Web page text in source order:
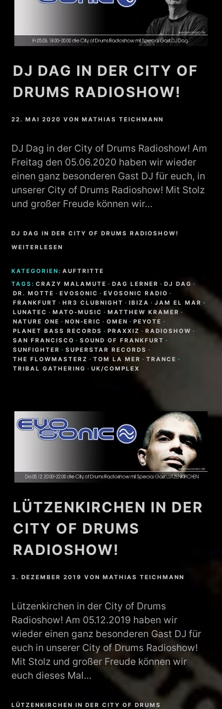
DJ DAG IN DER CITY OF
DRUMS RADIOSHOW!
22. MAI 2020 VONMATHIAS TEICHMANN
DJ Dag in der City of Drums Radioshow! Am
Freitag den 05.06.2020 haben wir wieder
einen ganz besonderen Gast DJ für euch, in
unserer City of Drums Radioshow! Mit Stolz
und großer Freude können wir…
DJ DAG IN DER CITY OF DRUMS RADIOSHOW!
WEITERLESEN
KATEGORIEN: AUFTRITTE
TAGS: CRAZY MALAMUTE · DAG LERNER · DJ DAG ·
DR. MOTTE · EVOSONIC · EVOSONIC RADIO ·
FRANKFURT · HR3 CLUBNIGHT · IBIZA · JAM EL MAR ·
LUNATEC · MATO-MUSIC · MATTHEW KRAMER ·
NATURE ONE · NON-ERIC · OMEN · PEYOTE ·
PLANET BASS RECORDS · PRAXXIZ · RADIOSHOW ·
SAN FRANCISCO · SOUND OF FRANKFURT ·
SUNFIGHTER · SUPERSTAR RECORDS ·
THE FLOWMASTERZ · TOM LA MER · TRANCE ·
TRIBAL GATHERING · UK/COMPLEX
LÜTZENKIRCHEN IN DER
CITY OF DRUMS
RADIOSHOW!
3. DEZEMBER 2019 VONMATHIAS TEICHMANN
Lützenkirchen in der City of Drums
Radioshow! Am 05.12.2019 haben wir
wieder einen ganz besonderen Gast DJ für
euch in unserer City of Drums Radioshow!
Mit Stolz und großer Freude können wir
euch dieses Mal…
LÜTZENKIRCHEN IN DER CITY OF DRUMS